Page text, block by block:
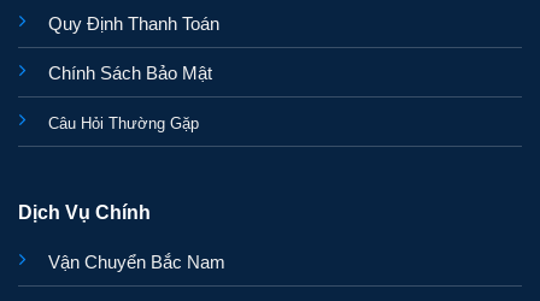
Quy Định Thanh Toán
Chính Sách Bảo Mật
Câu Hỏi Thường Gặp
Dịch Vụ Chính
Vận Chuyển Bắc Nam